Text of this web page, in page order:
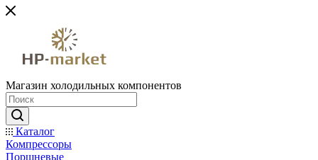
Магазин холодильных компонентов
Каталог
Компрессоры
Поршневые